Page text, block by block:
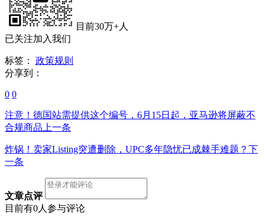
目前30万+人
已关注加入我们
标签：
政策规则
分享到：
0 0
注意！德国站需提供这个编号，6月15日起，亚马逊将屏蔽不
合规商品 上一条
炸锅！卖家Listing突遭删除，UPC多年隐忧已成棘手难题？ 下
一条
文章点评
目前有0人参与评论